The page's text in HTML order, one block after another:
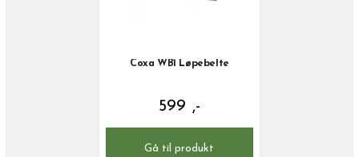
Coxa WB1 Løpebelte
599 ,-
Gå til produkt